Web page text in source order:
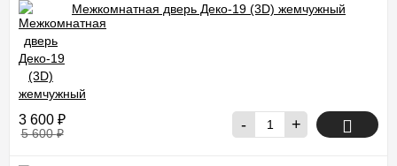
Межкомнатная дверь Деко-19 (3D) жемчужный
3 600 ₽
5 600₽ - +